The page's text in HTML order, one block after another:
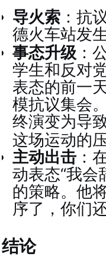
导火索 ：抗
德火车站发
事态升级 ：
学生和反对
表态的前一
模抗议集会
终演变为导
这场运动的
主动出击 ：
动表态“我会
的策略。他
序了，你们
结论